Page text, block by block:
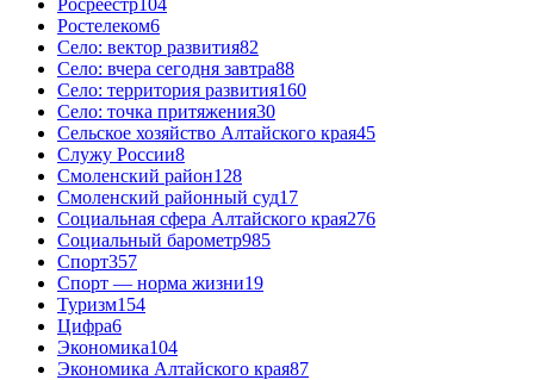
Ростелеком6
Село: вектор развития82
Село: вчера сегодня завтра88
Село: территория развития160
Село: точка притяжения30
Сельское хозяйство Алтайского края45
Служу России8
Смоленский район128
Смоленский районный суд17
Социальная сфера Алтайского края276
Социальный барометр985
Спорт357
Спорт — норма жизни19
Туризм154
Цифра6
Экономика104
Экономика Алтайского края87